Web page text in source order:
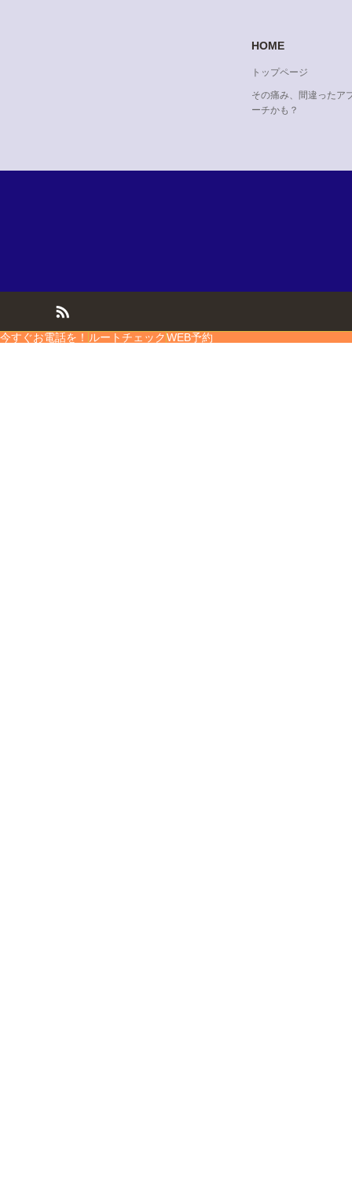
HOME
トップページ
その痛み、間違ったア
ーチかも？
今すぐお電話を！ ルートチェックWEB予約